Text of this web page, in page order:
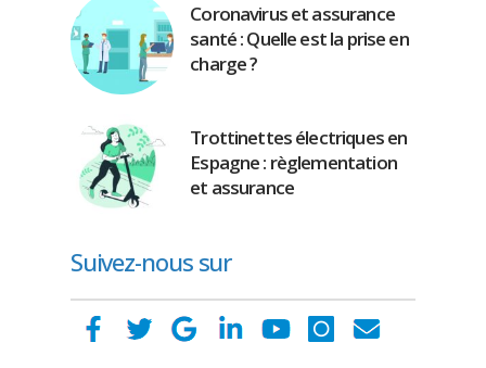
Coronavirus et assurance
santé : Quelle est la prise en
charge ?
Trottinettes électriques en
Espagne : règlementation
et assurance
Suivez-nous sur